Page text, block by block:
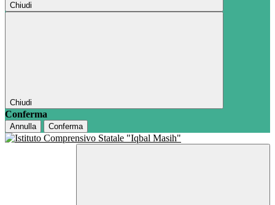
Chiudi
Chiudi
Conferma
Annulla Conferma